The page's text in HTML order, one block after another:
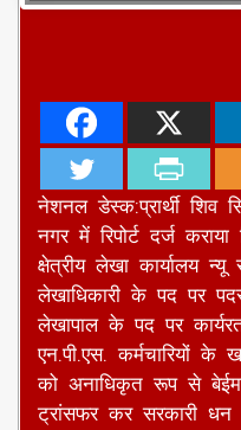
नेशनल डेस्क:प्रार्थी शिव
नगर में रिपोर्ट दर्ज
क्षेत्रीय लेखा कार्यालय न्यू
लेखाधिकारी के पद पर
लेखापाल के पद पर कार्यरत
एन.पी.एस. कर्मचारियों
को अनाधिकृत रूप से
ट्रांसफर कर सरकारी